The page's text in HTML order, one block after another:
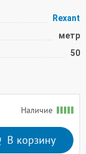
Rexant
метр
50
Наличие
В корзину